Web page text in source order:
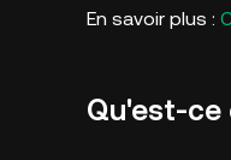
En savoir plus :
Qu'est-ce